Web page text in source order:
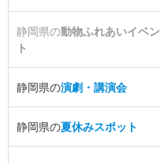
静岡県の動物ふれあいイベン
ト
静岡県の演劇・講演会
静岡県の夏休みスポット